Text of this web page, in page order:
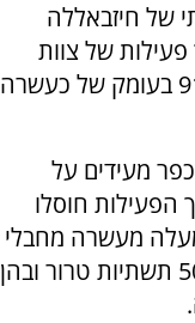
של חיזבאללה
פעילות של צוות
הקרב החטיבתי 551 בפיקוד אוגדה 91 בעומק של כעשרה
מעידים על
חוסלו
למעלה מעשרה מחבלי
יחידת "כוח רדואן", והושמדו יותר מ-50 תשתיות טרור ובהן